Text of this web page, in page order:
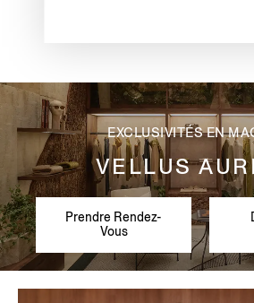
EXCLUSIVITÉS EN
VELLUS
Prendre Rendez-
Vous